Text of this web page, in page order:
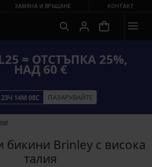
ЗАМЯНА И ВРЪЩАНЕ КОНТАКТ
= ОТСТЪПКА 25%,
НАД 60 €
23Ч 14М 08С ПАЗАРУВАЙТЕ
бикини Brinley с висока
талия